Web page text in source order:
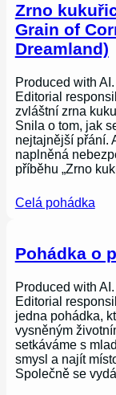
Zrno
Grain of
Dreamland)
Produced with
Editorial
zvláštní zrna
Snila o tom, jak
nejtajnější přání.
naplněná
příběhu „Zrno
Celá pohádka
Pohádka o
Produced with
Editorial
jedna pohádka,
vysněným
setkáváme s
smysl a najít
Společně se